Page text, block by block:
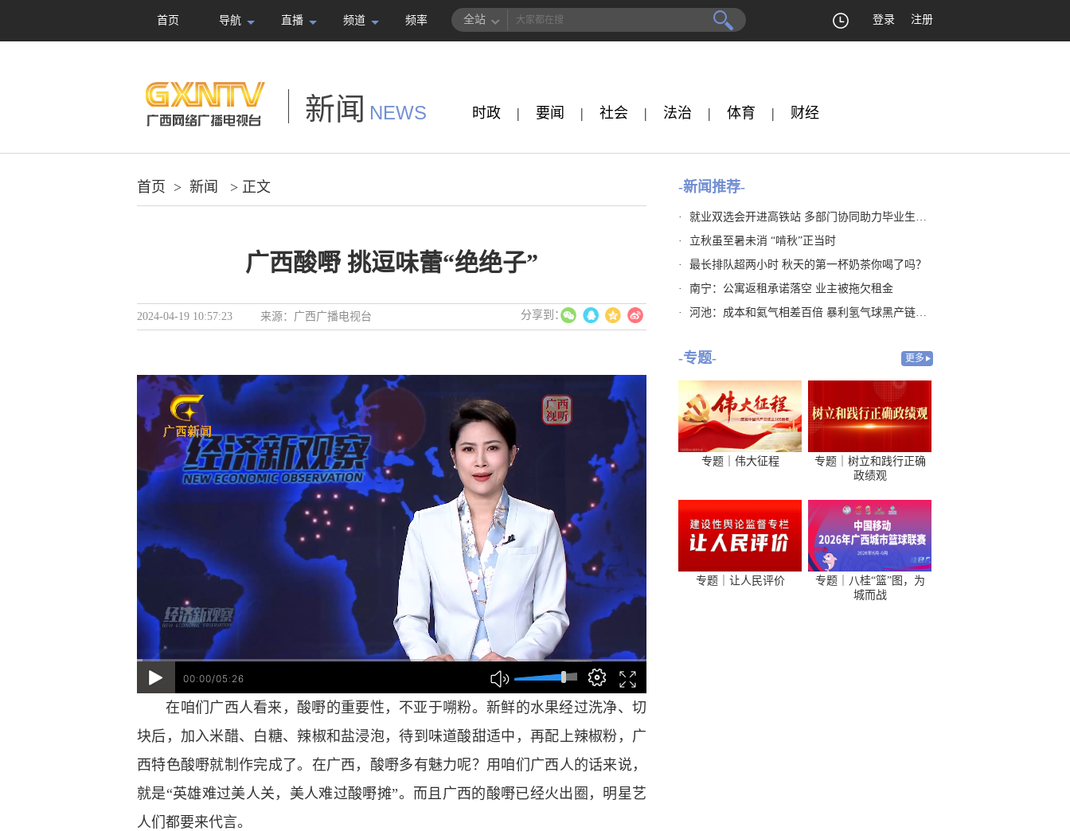
首页 导航 直播 频道 频率 全站 登录 注册
新闻 NEWS 时政 | 要闻 | 社会 | 法治 | 体育 | 财经
首页 > 新闻 > 正文
广西酸嘢 挑逗味蕾“绝绝子”
2024-04-19 10:57:23 来源： 广西广播电视台
00:00/05:26
在咱们广西人看来，酸嘢的重要性，不亚于嗍粉。新鲜的水果经过洗净、切
块后，加入米醋、白糖、辣椒和盐浸泡，待到味道酸甜适中，再配上辣椒粉，广
西特色酸嘢就制作完成了。在广西，酸嘢多有魅力呢？用咱们广西人的话来说，
就是“英雄难过美人关，美人难过酸嘢摊”。而且广西的酸嘢已经火出圈，明星艺
人们都要来代言。
-新闻推荐-
·
就业双选会开进高铁站 多部门协同助力毕业生就业
·
立秋虽至暑未消 “啃秋”正当时
·
最长排队超两小时 秋天的第一杯奶茶你喝了吗？
·
南宁：公寓返租承诺落空 业主被拖欠租金
·
河池：成本和氦气相差百倍 暴利氢气球黑产链隐藏20年
-专题- 更多
专题｜伟大征程
专题｜树立和践行正确
政绩观
专题｜让人民评价
专题｜八桂“篮”图，为
城而战